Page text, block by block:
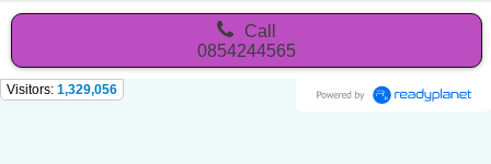
Call
0854244565
Visitors: 1,329,056